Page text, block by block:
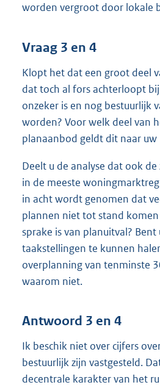
worden vergroot door lokale
Vraag 3 en 4
Klopt het dat een groot deel
dat toch al fors achterloopt
onzeker is en nog bestuurlijk
worden? Voor welk deel van
planaanbod geldt dit naar uw
Deelt u de analyse dat ook
in de meeste
in acht wordt genomen dat
plannen niet tot stand
sprake is van planuitval?
taakstellingen te kunnen
overplanning van tenminste
waarom niet.
Antwoord 3 en 4
Ik beschik niet over cijfers
bestuurlijk zijn vastgesteld.
decentrale karakter van het